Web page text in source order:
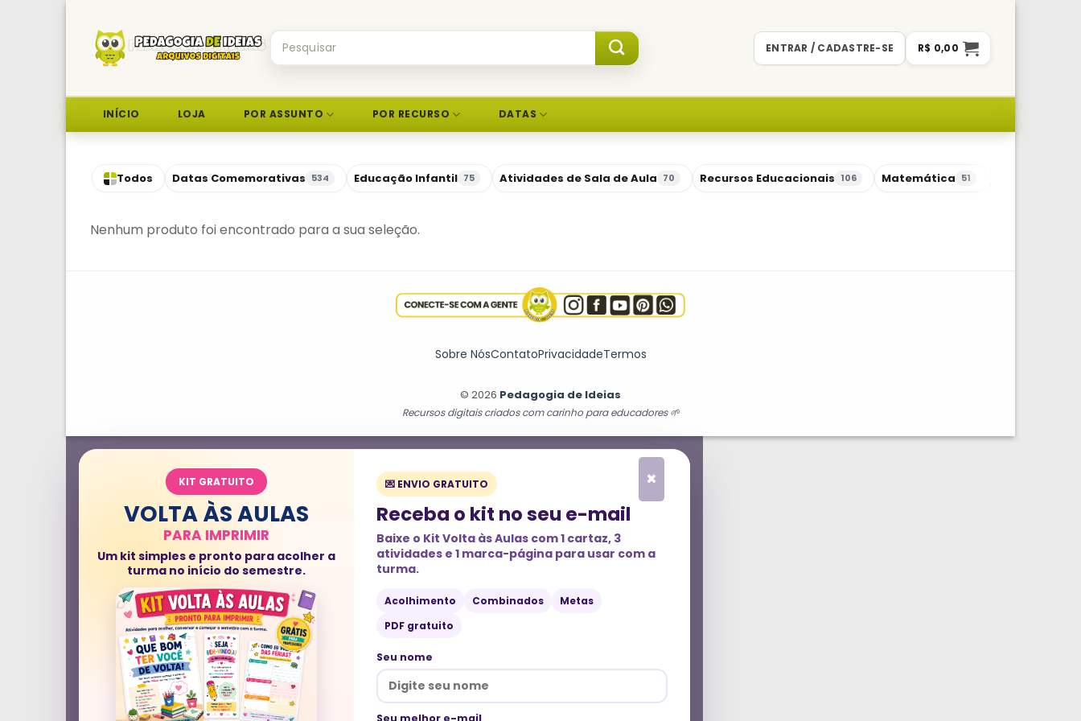
content
por:
ENTRAR / CADASTRE-SE R$ 0,00
INÍCIO LOJA POR ASSUNTO POR RECURSO DATAS
Todos Datas Comemorativas 534 Educação Infantil 75 Atividades de Sala de Aula 70 Recursos Educacionais 106 Matemática 51
Nenhum produto foi encontrado para a sua seleção.
Sobre NósContatoPrivacidadeTermos
© 2026 Pedagogia de Ideias
Recursos digitais criados com carinho para educadores 🌱
×
KIT GRATUITO
VOLTA ÀS AULAS
PARA IMPRIMIR
Um kit simples e pronto para acolher a
turma no início do semestre.
💌 ENVIO GRATUITO
Receba o kit no seu e-mail
Baixe o Kit Volta às Aulas com 1 cartaz, 3
atividades e 1 marca-página para usar com a
turma.
Acolhimento Combinados
Metas
PDF gratuito
Seu nome